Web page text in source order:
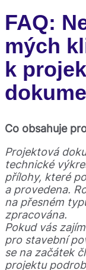
FAQ:
mých
k
Co obsahuje
Projektová
technické
přílohy, které
a provedena.
na přesném
zpracována.
Pokud vás
pro stavební
se na začátek
projektu